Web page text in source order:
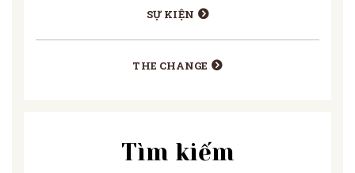
SỰ KIỆN
THE CHANGE
Tìm kiếm